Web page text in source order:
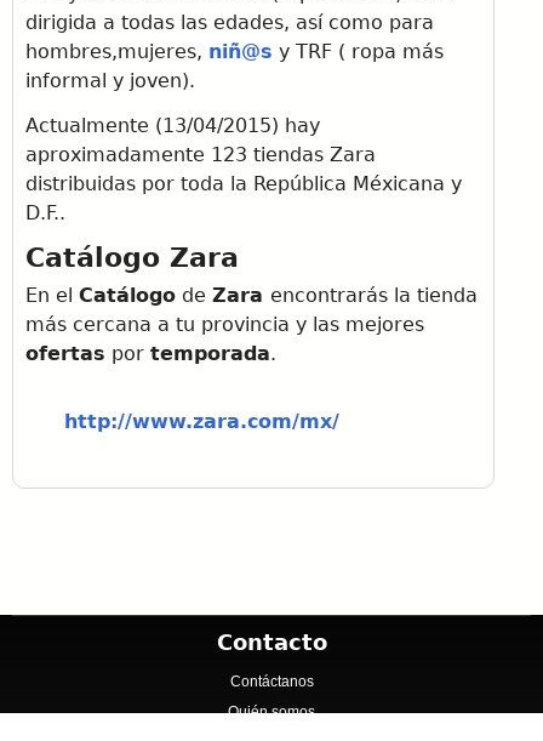
dirigida a todas las edades, así como para
hombres,mujeres, niñ@s y TRF ( ropa más
informal y joven).
Actualmente (13/04/2015) hay
aproximadamente 123 tiendas Zara
distribuidas por toda la República Méxicana y
D.F..
Catálogo Zara
En el Catálogo de Zara encontrarás la tienda
más cercana a tu provincia y las mejores
ofertas por temporada.
http://www.zara.com/mx/
Contacto
Contáctanos
Quién somos